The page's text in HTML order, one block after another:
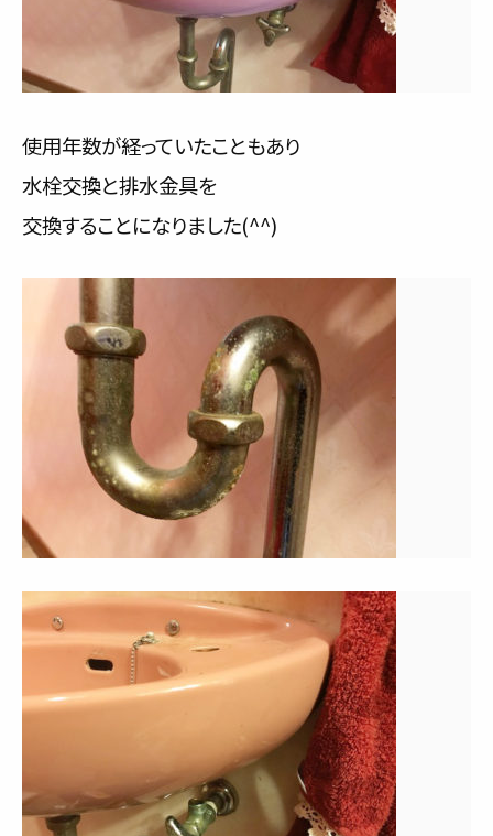
使用年数が経っていたこともあり
水栓交換と排水金具を
交換することになりました(^^)